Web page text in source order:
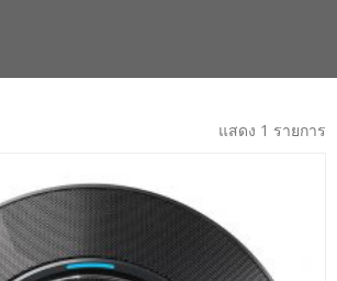
แสดง 1 รายการ